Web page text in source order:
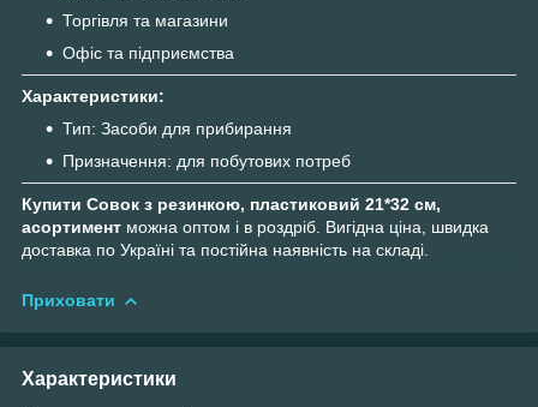
Торгівля та магазини
Офіс та підприємства
Характеристики:
Тип: Засоби для прибирання
Призначення: для побутових потреб
Купити Совок з резинкою, пластиковий 21*32 см,
асортимент можна оптом і в роздріб. Вигідна ціна, швидка
доставка по Україні та постійна наявність на складі.
Приховати
Характеристики